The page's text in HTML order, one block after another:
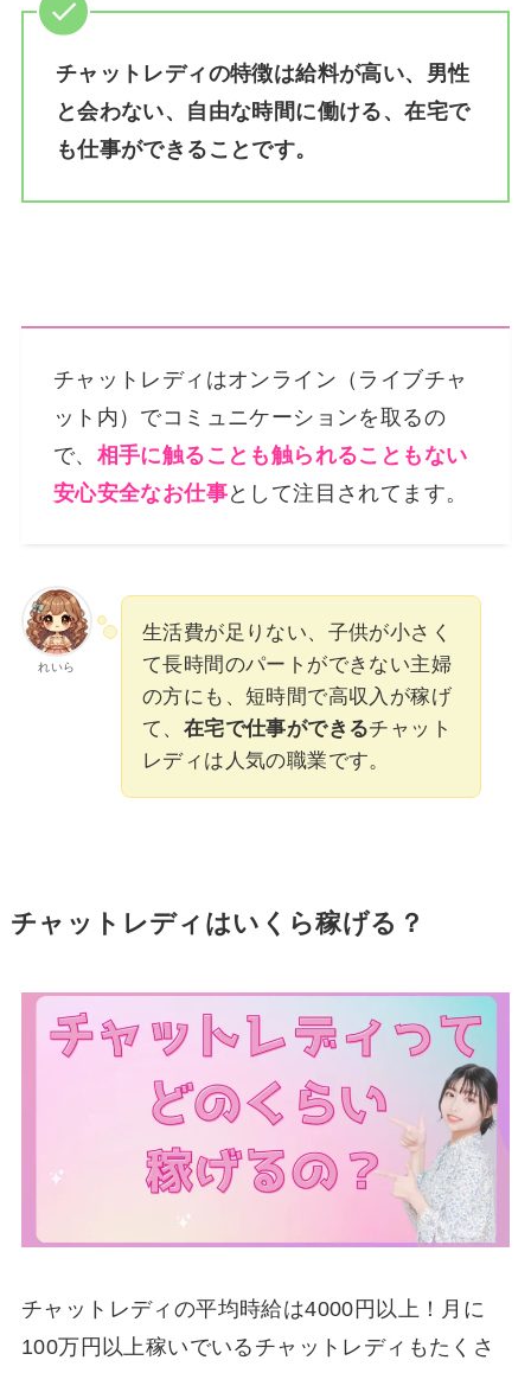
チャットレディの特徴は給料が高い、男性
と会わない、自由な時間に働ける、在宅で
も仕事ができることです。
チャットレディはオンライン（ライブチャ
ット内）でコミュニケーションを取るの
で、 相手に触ることも触られることもない
安心安全なお仕事として注目されてます。
れいら
生活費が足りない、子供が小さく
て長時間のパートができない主婦
の方にも、短時間で高収入が稼げ
て、 在宅で仕事ができるチャット
レディは人気の職業です。
チャットレディはいくら稼げる？
チャットレディの平均時給は4000円以上！月に
100万円以上稼いでいるチャットレディもたくさ